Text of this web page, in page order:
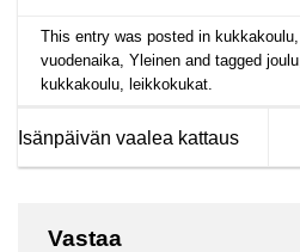
This entry was posted inkukkakoulu
vuodenaika ,Yleinen and taggedjoulu
kukkakoulu ,leikkokukat
Isänpäivän vaalea kattaus
Vastaa